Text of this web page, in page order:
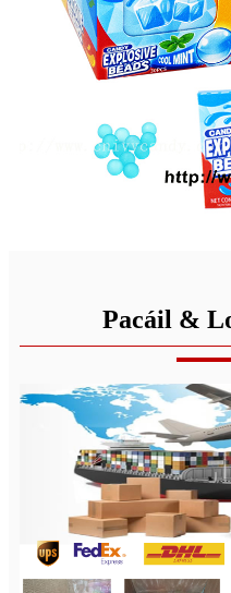
Pacáil &